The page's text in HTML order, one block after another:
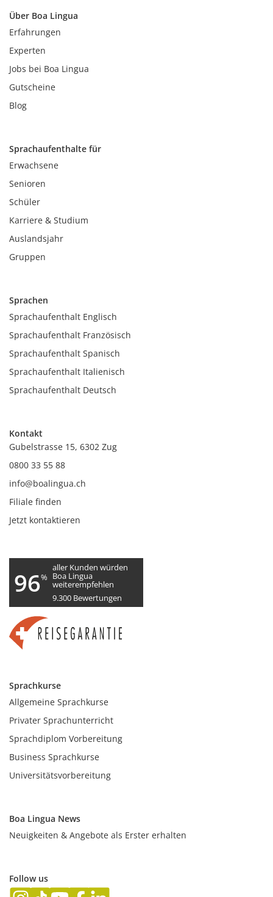
Über Boa Lingua
Erfahrungen
Experten
Jobs bei Boa Lingua
Gutscheine
Blog
Sprachaufenthalte für
Erwachsene
Senioren
Schüler
Karriere & Studium
Auslandsjahr
Gruppen
Sprachen
Sprachaufenthalt Englisch
Sprachaufenthalt Französisch
Sprachaufenthalt Spanisch
Sprachaufenthalt Italienisch
Sprachaufenthalt Deutsch
Kontakt
Gubelstrasse 15, 6302 Zug
0800 33 55 88
info@boalingua.ch
Filiale finden
Jetzt kontaktieren
96%
aller Kunden würden
Boa Lingua
weiterempfehlen
9.300 Bewertungen
Sprachkurse
Allgemeine Sprachkurse
Privater Sprachunterricht
Sprachdiplom Vorbereitung
Business Sprachkurse
Universitätsvorbereitung
Boa Lingua News
Neuigkeiten & Angebote als Erster erhalten
Follow us